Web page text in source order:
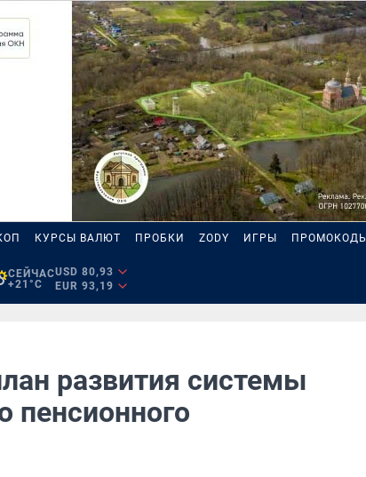
КУРСЫ ВАЛЮТ ПРОБКИ ZODY ИГРЫ ПРОМОКОДЫ
СЕЙЧАС
+21°C
USD 80,93
EUR 93,19
развития системы
пенсионного